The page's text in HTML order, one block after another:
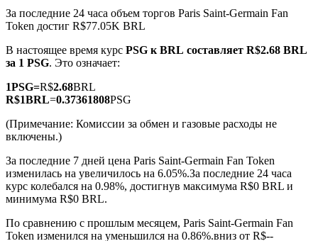
Деривативы на акции, форекс, драгоценные металлы и
сырьевые товары
USDC фьючерсы
За последние 24 часа объем торгов Paris Saint-Germain Fan
Token достиг R$77.05K BRL
В настоящее время курс PSG к BRL составляет R$2.68 BRL
за 1 PSG. Это означает:
1PSG=R$2.68BRL
R$1BRL=0.37361808PSG
(Примечание: Комиссии за обмен и газовые расходы не
включены.)
За последние 7 дней цена Paris Saint-Germain Fan Token
изменилась на увеличилось на 6.05%.За последние 24 часа
курс колебался на 0.98%, достигнув максимума R$0 BRL и
минимума R$0 BRL.
По сравнению с прошлым месяцем, Paris Saint-Germain Fan
Token изменился на уменьшился на 0.86%.вниз от R$--